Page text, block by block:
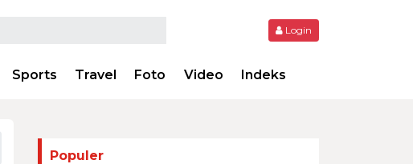
Login
Sports Travel Foto Video Indeks
Populer